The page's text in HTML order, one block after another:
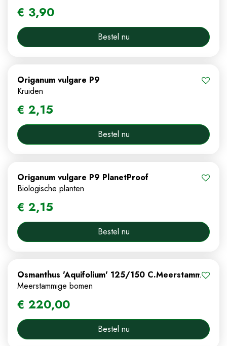
€ 3,90
Bestel nu
Origanum vulgare P9
Kruiden
€ 2,15
Bestel nu
Origanum vulgare P9 PlanetProof
Biologische planten
€ 2,15
Bestel nu
Osmanthus 'Aquifolium' 125/150 C.Meerstammig
Meerstammige bomen
€ 220,00
Bestel nu